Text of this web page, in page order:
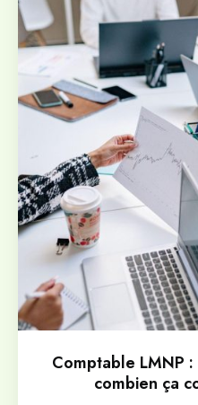
Comptable LMNP
combien ça